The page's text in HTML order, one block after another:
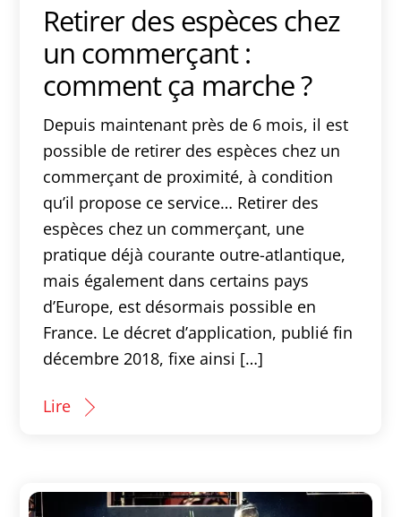
Retirer des espèces chez
un commerçant :
comment ça marche ?
Depuis maintenant près de 6 mois, il est
possible de retirer des espèces chez un
commerçant de proximité, à condition
qu’il propose ce service… Retirer des
espèces chez un commerçant, une
pratique déjà courante outre-atlantique,
mais également dans certains pays
d’Europe, est désormais possible en
France. Le décret d’application, publié fin
décembre 2018, fixe ainsi […]
Lire